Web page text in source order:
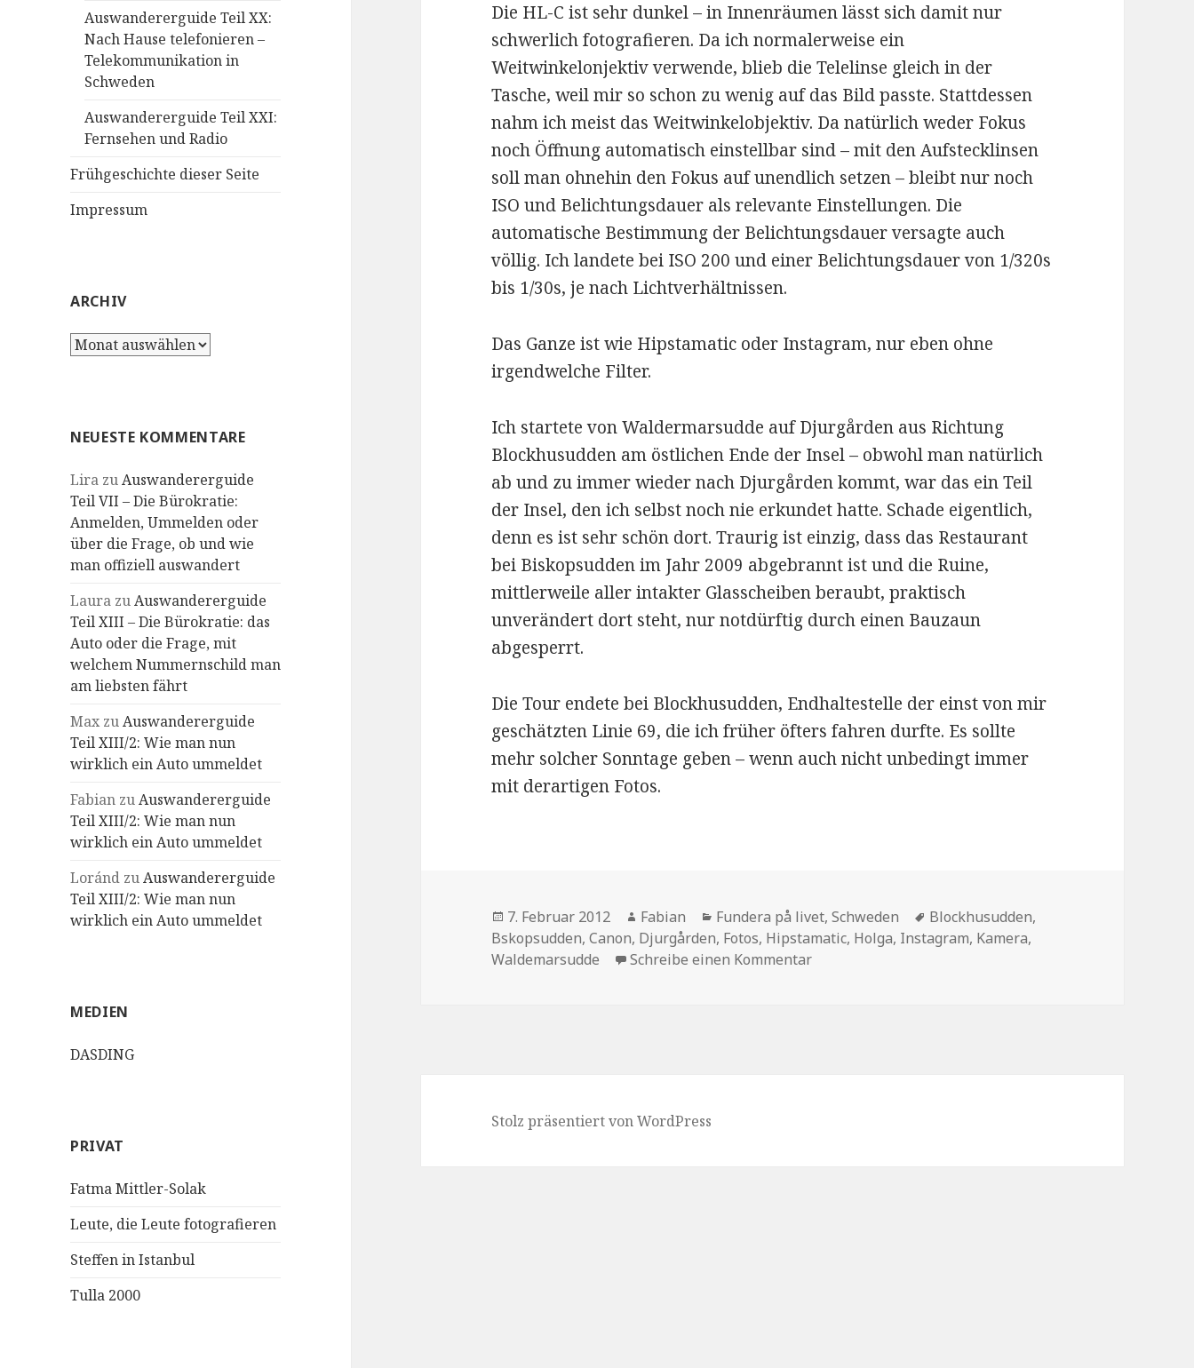
Auswandererguide Teil XX:
Nach Hause telefonieren –
Telekommunikation in
Schweden
Auswandererguide Teil XXI:
Fernsehen und Radio
Frühgeschichte dieser Seite
Impressum
ARCHIV
Archiv
NEUESTE KOMMENTARE
Lira zuAuswandererguide
Teil VII – Die Bürokratie:
Anmelden, Ummelden oder
über die Frage, ob und wie
man offiziell auswandert
Laura zuAuswandererguide
Teil XIII – Die Bürokratie: das
Auto oder die Frage, mit
welchem Nummernschild man
am liebsten fährt
Max zuAuswandererguide
Teil XIII/2: Wie man nun
wirklich ein Auto ummeldet
Fabian zuAuswandererguide
Teil XIII/2: Wie man nun
wirklich ein Auto ummeldet
Loránd zuAuswandererguide
Teil XIII/2: Wie man nun
wirklich ein Auto ummeldet
MEDIEN
DASDING
PRIVAT
Fatma Mittler-Solak
Leute, die Leute fotografieren
Steffen in Istanbul
Tulla 2000
Die HL-C ist sehr dunkel – in Innenräumen lässt sich damit nur
schwerlich fotografieren. Da ich normalerweise ein
Weitwinkelonjektiv verwende, blieb die Telelinse gleich in der
Tasche, weil mir so schon zu wenig auf das Bild passte. Stattdessen
nahm ich meist das Weitwinkelobjektiv. Da natürlich weder Fokus
noch Öffnung automatisch einstellbar sind – mit den Aufstecklinsen
soll man ohnehin den Fokus auf unendlich setzen – bleibt nur noch
ISO und Belichtungsdauer als relevante Einstellungen. Die
automatische Bestimmung der Belichtungsdauer versagte auch
völlig. Ich landete bei ISO 200 und einer Belichtungsdauer von 1/320s
bis 1/30s, je nach Lichtverhältnissen.
Das Ganze ist wie Hipstamatic oder Instagram, nur eben ohne
irgendwelche Filter.
Ich startete von Waldermarsudde auf Djurgården aus Richtung
Blockhusudden am östlichen Ende der Insel – obwohl man natürlich
ab und zu immer wieder nach Djurgården kommt, war das ein Teil
der Insel, den ich selbst noch nie erkundet hatte. Schade eigentlich,
denn es ist sehr schön dort. Traurig ist einzig, dass das Restaurant
bei Biskopsudden im Jahr 2009 abgebrannt ist und die Ruine,
mittlerweile aller intakter Glasscheiben beraubt, praktisch
unverändert dort steht, nur notdürftig durch einen Bauzaun
abgesperrt.
Die Tour endete bei Blockhusudden, Endhaltestelle der einst von mir
geschätzten Linie 69, die ich früher öfters fahren durfte. Es sollte
mehr solcher Sonntage geben – wenn auch nicht unbedingt immer
mit derartigen Fotos.
Veröffentlicht
am
7. Februar 2012 Autor
Fabian Kategorien
Fundera på livet,Schweden Schlagwörter
Blockhusudden,
Bskopsudden,Canon, Djurgården, Fotos, Hipstamatic, Holga, Instagram, Kamera,
Waldemarsudde
Schreibe einen Kommentarzu Winter auf Djurgården, betrachtet durch ein Stück
Stolz präsentiert von WordPress